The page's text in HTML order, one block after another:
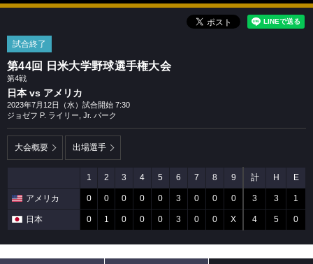
試合終了
第44回 日米大学野球選手権大会
第4戦
日本 vs アメリカ
2023年7月12日（水）試合開始 7:30
ジョゼフ P. ライリー, Jr. パーク
大会概要 出場選手
1 2 3 4 5 6 7 8 9 計 H E
アメリカ 0 0 0 0 0 3 0 0 0 3 3 1
日本 0 1 0 0 0 3 0 0 X 4 5 0